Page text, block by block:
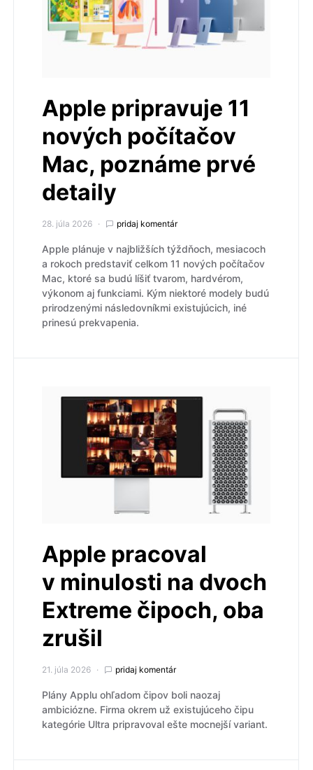
Apple pripravuje 11
nových počítačov
Mac, poznáme prvé
detaily
28. júla 2026 pridaj komentár
Apple plánuje v najbližších týždňoch, mesiacoch
a rokoch predstaviť celkom 11 nových počítačov
Mac, ktoré sa budú líšiť tvarom, hardvérom,
výkonom aj funkciami. Kým niektoré modely budú
prirodzenými následovníkmi existujúcich, iné
prinesú prekvapenia.
Apple pracoval
v minulosti na dvoch
Extreme čipoch, oba
zrušil
21. júla 2026 pridaj komentár
Plány Applu ohľadom čipov boli naozaj
ambiciózne. Firma okrem už existujúceho čipu
kategórie Ultra pripravoval ešte mocnejší variant.